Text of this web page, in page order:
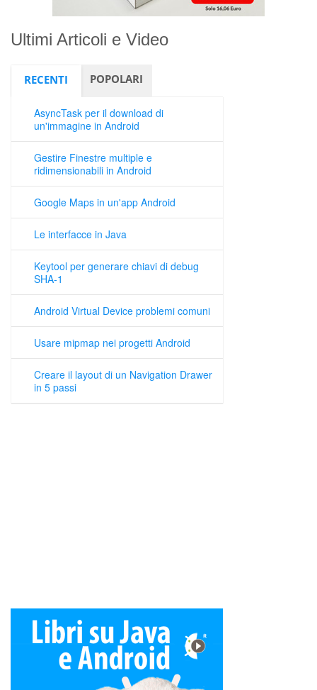
Ultimi Articoli e Video
RECENTI POPOLARI
AsyncTask per il download di
un'immagine in Android
Gestire Finestre multiple e
ridimensionabili in Android
Google Maps in un'app Android
Le interfacce in Java
Keytool per generare chiavi di debug
SHA-1
Android Virtual Device problemi comuni
Usare mipmap nei progetti Android
Creare il layout di un Navigation Drawer
in 5 passi